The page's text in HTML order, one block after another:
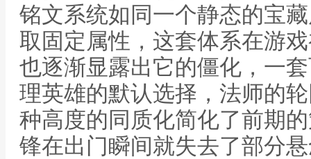
铭文系统如同一个静态的宝
取固定属性，这套体系在游
也逐渐显露出它的僵化，一
理英雄的默认选择，法师的
种高度的同质化简化了前期
锋在出门瞬间就失去了部分